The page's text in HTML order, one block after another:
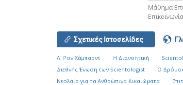
Μάθημα
Σχετικές Ιστοσελίδες
Λ. Ρον Χάμπαρντ Η Διανοητική
Διεθνής Ένωση των Scientologist
Ο
Νεολαία για τα Ανθρώπινα Δικαιώματα